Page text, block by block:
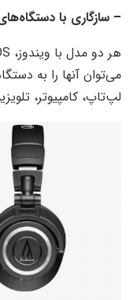
– سازگاری با
می‌توان آنها را به
لپ‌تاپ، کامپیوتر،